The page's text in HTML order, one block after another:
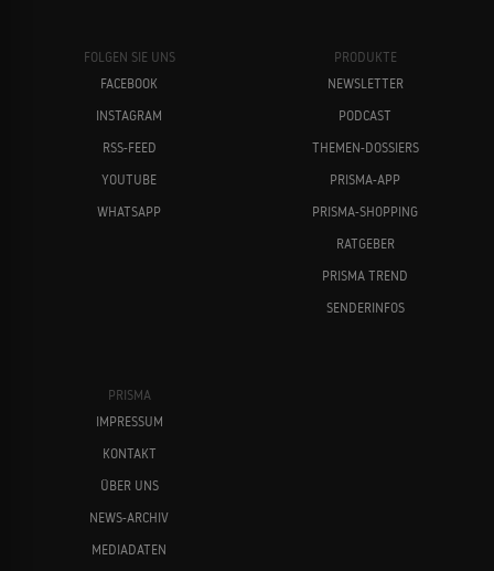
FOLGEN SIE UNS
FACEBOOK
INSTAGRAM
RSS-FEED
YOUTUBE
WHATSAPP
PRODUKTE
NEWSLETTER
PODCAST
THEMEN-DOSSIERS
PRISMA-APP
PRISMA-SHOPPING
RATGEBER
PRISMA TREND
SENDERINFOS
PRISMA
IMPRESSUM
KONTAKT
ÜBER UNS
NEWS-ARCHIV
MEDIADATEN